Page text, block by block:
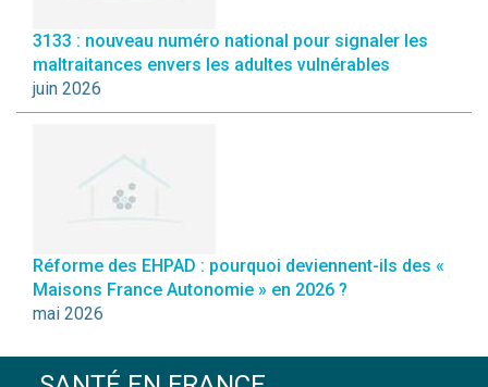
3133 : nouveau numéro national pour signaler les
maltraitances envers les adultes vulnérables
juin 2026
Réforme des EHPAD : pourquoi deviennent-ils des «
Maisons France Autonomie » en 2026 ?
mai 2026